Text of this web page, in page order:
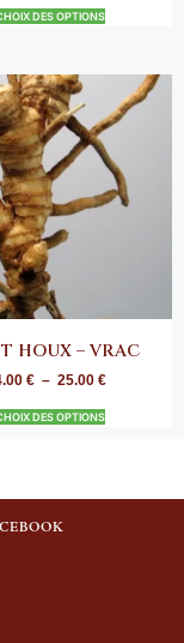
DES OPTIONS
HOUX – VRAC
€ – 25.00 €
DES OPTIONS